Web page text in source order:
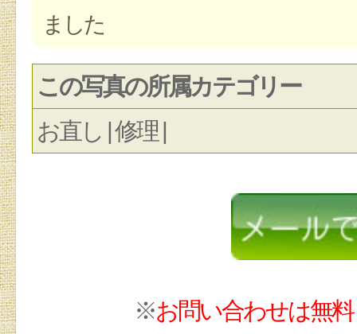
ました
この写真の所属カテゴリー
お直し | 修理 |
※お問い合わせは無